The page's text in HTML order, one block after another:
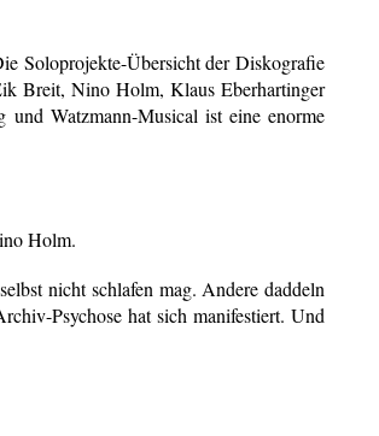
Soloprojekte-Übersicht der Diskografie
Breit, Nino Holm, Klaus Eberhartinger
Watzmann-Musical ist eine enorme
Holm.
nicht schlafen mag. Andere daddeln
Psychose hat sich manifestiert. Und